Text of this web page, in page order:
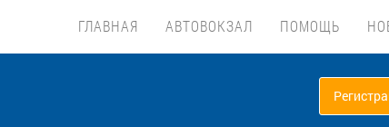
ГЛАВНАЯ АВТОВОКЗАЛ ПОМОЩЬ